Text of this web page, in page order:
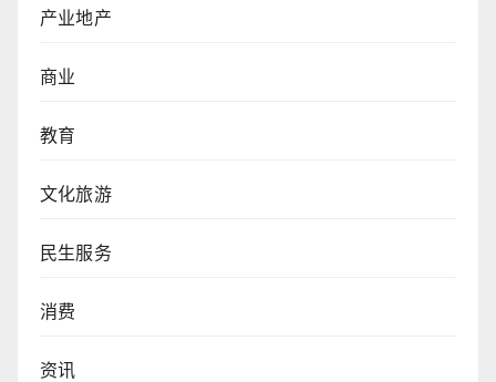
产业地产
商业
教育
文化旅游
民生服务
消费
资讯